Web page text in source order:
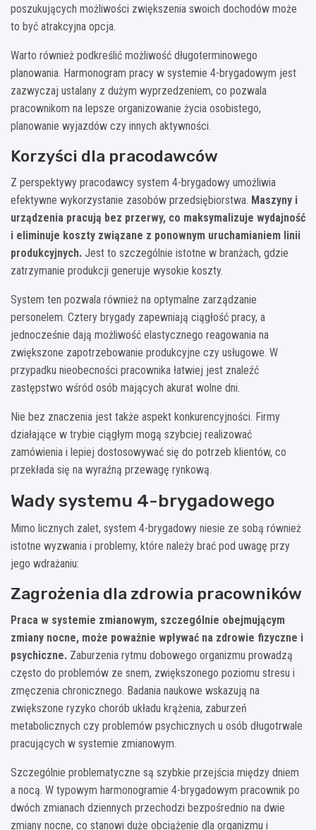
poszukujących możliwości zwiększenia swoich dochodów może
to być atrakcyjna opcja.
Warto również podkreślić możliwość długoterminowego
planowania. Harmonogram pracy w systemie 4-brygadowym jest
zazwyczaj ustalany z dużym wyprzedzeniem, co pozwala
pracownikom na lepsze organizowanie życia osobistego,
planowanie wyjazdów czy innych aktywności.
Korzyści dla pracodawców
Z perspektywy pracodawcy system 4-brygadowy umożliwia
efektywne wykorzystanie zasobów przedsiębiorstwa. Maszyny i
urządzenia pracują bez przerwy, co maksymalizuje wydajność
i eliminuje koszty związane z ponownym uruchamianiem linii
produkcyjnych. Jest to szczególnie istotne w branżach, gdzie
zatrzymanie produkcji generuje wysokie koszty.
System ten pozwala również na optymalne zarządzanie
personelem. Cztery brygady zapewniają ciągłość pracy, a
jednocześnie dają możliwość elastycznego reagowania na
zwiększone zapotrzebowanie produkcyjne czy usługowe. W
przypadku nieobecności pracownika łatwiej jest znaleźć
zastępstwo wśród osób mających akurat wolne dni.
Nie bez znaczenia jest także aspekt konkurencyjności. Firmy
działające w trybie ciągłym mogą szybciej realizować
zamówienia i lepiej dostosowywać się do potrzeb klientów, co
przekłada się na wyraźną przewagę rynkową.
Wady systemu 4-brygadowego
Mimo licznych zalet, system 4-brygadowy niesie ze sobą również
istotne wyzwania i problemy, które należy brać pod uwagę przy
jego wdrażaniu:
Zagrożenia dla zdrowia pracowników
Praca w systemie zmianowym, szczególnie obejmującym
zmiany nocne, może poważnie wpływać na zdrowie fizyczne i
psychiczne. Zaburzenia rytmu dobowego organizmu prowadzą
często do problemów ze snem, zwiększonego poziomu stresu i
zmęczenia chronicznego. Badania naukowe wskazują na
zwiększone ryzyko chorób układu krążenia, zaburzeń
metabolicznych czy problemów psychicznych u osób długotrwale
pracujących w systemie zmianowym.
Szczególnie problematyczne są szybkie przejścia między dniem
a nocą. W typowym harmonogramie 4-brygadowym pracownik po
dwóch zmianach dziennych przechodzi bezpośrednio na dwie
zmiany nocne, co stanowi duże obciążenie dla organizmu i